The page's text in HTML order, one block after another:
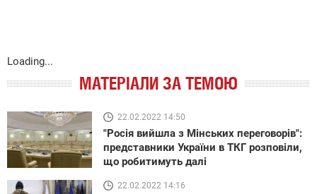
Loading...
МАТЕРІАЛИ ЗА ТЕМОЮ
22.02.2022 14:50
"Росія вийшла з Мінських переговорів":
представники України в ТКГ розповіли,
що робитимуть далі
22.02.2022 14:16